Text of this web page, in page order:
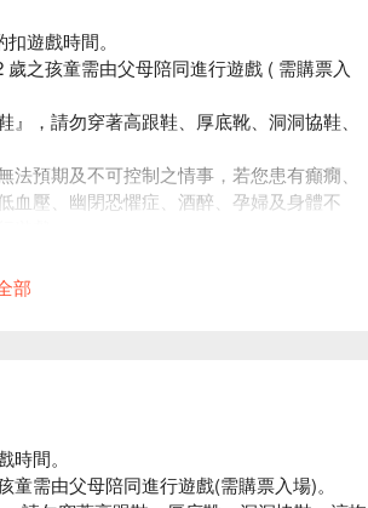
遊戲時間。
之孩童需由父母陪同進行遊戲 ( 需購票入
，請勿穿著高跟鞋、厚底靴、洞洞協鞋、
預期及不可控制之情事，若您患有癲癇、
血壓、幽閉恐懼症、酒醉、孕婦及身體不
部
間。
需由父母陪同進行遊戲(需購票入場)。